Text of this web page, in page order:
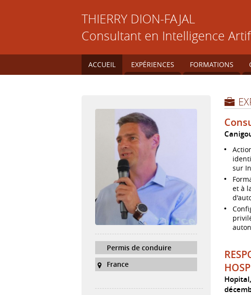
THIERRY DION-FAJAL
Consultant en Intelligence
ACCUEIL EXPÉRIENCES FORMATIONS
Permis de conduire
France
sur
et à